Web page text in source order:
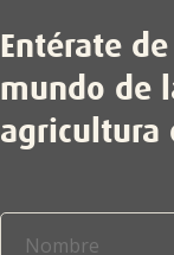
Entérate
mundo de
agricultura